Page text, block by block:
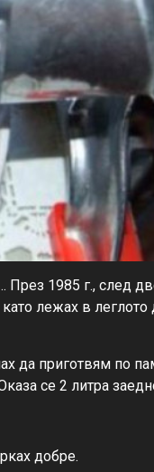
През 1985 г., след
лежах в
да приготвям по
се 2 литра
добре.